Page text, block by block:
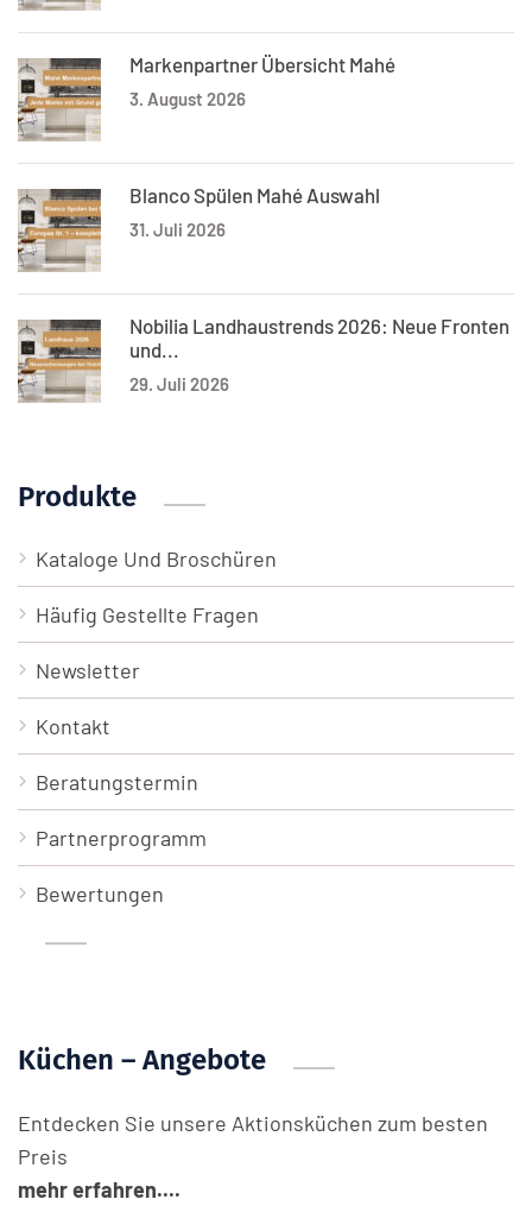
Markenpartner Übersicht Mahé
3. August 2026
Blanco Spülen Mahé Auswahl
31. Juli 2026
Nobilia Landhaustrends 2026: Neue Fronten
und...
29. Juli 2026
Produkte
Kataloge Und Broschüren
Häufig Gestellte Fragen
Newsletter
Kontakt
Beratungstermin
Partnerprogramm
Bewertungen
Küchen – Angebote
Entdecken Sie unsere Aktionsküchen zum besten
Preis
mehr erfahren....